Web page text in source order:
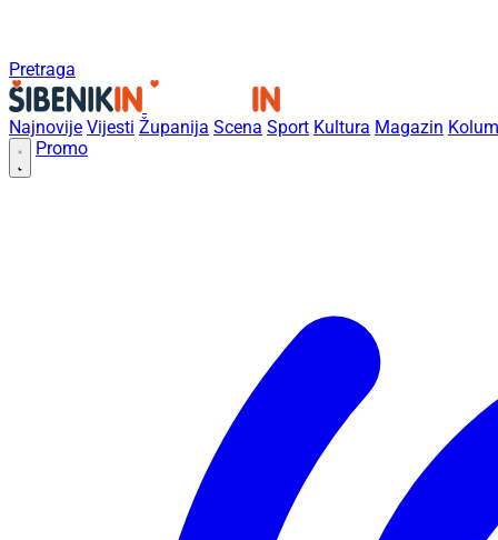
Pretraga
Najnovije Vijesti Županija Scena Sport Kultura Magazin
Promo